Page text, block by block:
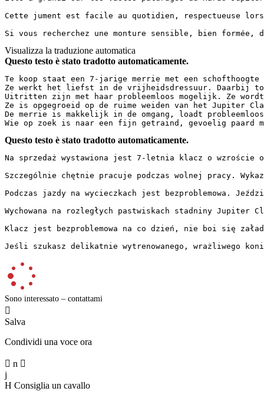
Cette jument est facile au quotidien, respectueuse
Si vous recherchez une monture sensible, bien
Visualizza la traduzione automatica
Questo testo è stato tradotto automaticamente.
Te koop staat een 7-jarige merrie met een
Ze werkt het liefst in de vrijheidsdressuur. Daarbij
Uitritten zijn met haar probleemloos mogelijk. Ze
Ze is opgegroeid op de ruime weiden van het Jupiter
De merrie is makkelijk in de omgang, loadt
Wie op zoek is naar een fijn getraind, gevoelig
Questo testo è stato tradotto automaticamente.
Na sprzedaż wystawiona jest 7-letnia klacz o wzroście
Szczególnie chętnie pracuje podczas wolnej pracy.
Podczas jazdy na wycieczkach jest bezproblemowa.
Wychowana na rozległych pastwiskach stadniny
Klacz jest bezproblemowa na co dzień, nie boi się
Jeśli szukasz delikatnie wytrenowanego, wrażliwego
Sono interessato – contattami

Salva
Condividi una voce ora
 n 
j
H Consiglia un cavallo